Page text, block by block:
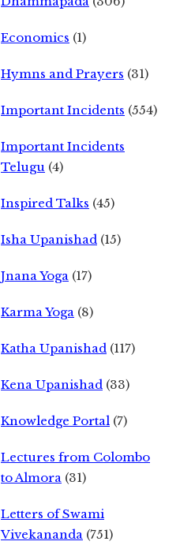
Economics (1)
Hymns and Prayers (31)
Important Incidents (554)
Important Incidents
Telugu (4)
Inspired Talks (45)
Isha Upanishad (15)
Jnana Yoga (17)
Karma Yoga (8)
Katha Upanishad (117)
Kena Upanishad (33)
Knowledge Portal (7)
Lectures from Colombo
to Almora (31)
Letters of Swami
Vivekananda (751)